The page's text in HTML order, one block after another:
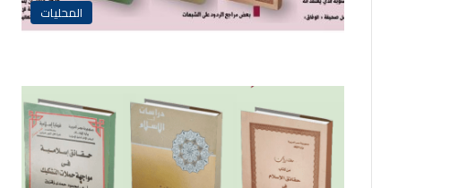
المحليات